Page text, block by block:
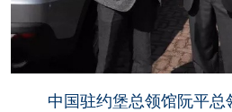
中国驻约堡总领馆阮平